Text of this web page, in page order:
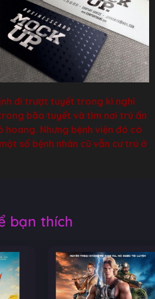
đi trượt tuyết trong kì nghỉ
bão tuyết và tìm nơi trú ẩn
Nhưng bệnh viện đó có
số bệnh nhân cũ vẫn cư trú ở
bạn thích